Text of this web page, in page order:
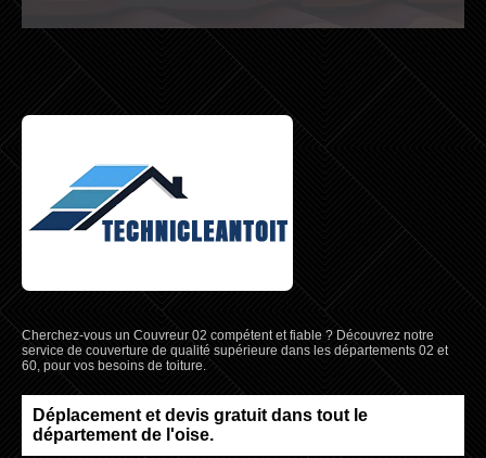
Cherchez-vous un Couvreur 02 compétent et fiable ? Découvrez notre
service de couverture de qualité supérieure dans les départements 02 et
60, pour vos besoins de toiture.
Déplacement et devis gratuit dans tout le
département de l'oise.